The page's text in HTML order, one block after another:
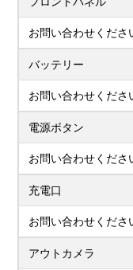
お問い合わせくださ
バッテリー
お問い合わせくださ
電源ボタン
お問い合わせくださ
充電口
お問い合わせくださ
アウトカメラ